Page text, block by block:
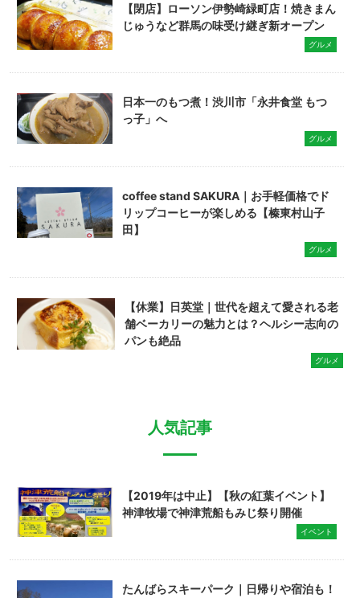
【閉店】ローソン伊勢崎緑町店！焼きまん
じゅうなど群馬の味受け継ぎ新オープン
グルメ
日本一のもつ煮！渋川市「永井食堂 もつ
っ子」へ
グルメ
coffee stand SAKURA｜お手軽価格でド
リップコーヒーが楽しめる【榛東村山子
田】
グルメ
【休業】日英堂｜世代を超えて愛される老
舗ベーカリーの魅力とは？ヘルシー志向の
パンも絶品
グルメ
人気記事
【2019年は中止】【秋の紅葉イベント】
神津牧場で神津荒船もみじ祭り開催
イベント
たんばらスキーパーク｜日帰りや宿泊も！